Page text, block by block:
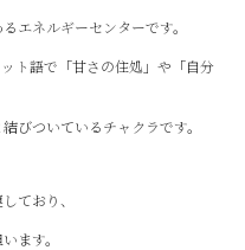
エネルギーセンターです。
ト語で「甘さの住処」や「自分
びついているチャクラです。
ており、
ます。